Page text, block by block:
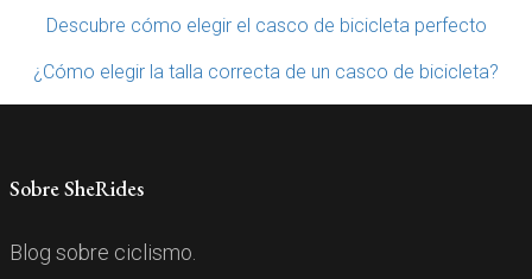
Descubre cómo elegir el casco de bicicleta perfecto
¿Cómo elegir la talla correcta de un casco de bicicleta?
Sobre SheRides
Blog sobre ciclismo.